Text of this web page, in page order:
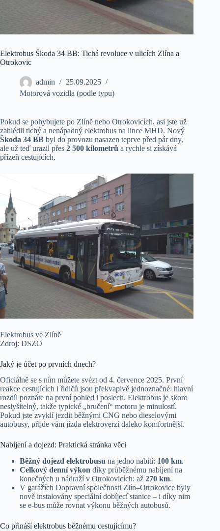
Elektrobus Škoda 34 BB: Tichá revoluce v ulicích Zlína a
Otrokovic
admin
25.09.2025
Motorová vozidla (podle typu)
Pokud se pohybujete po Zlíně nebo Otrokovicích, asi jste už
zahlédli tichý a nenápadný elektrobus na lince MHD. Nový
Škoda 34 BB byl do provozu nasazen teprve před pár dny,
ale už teď urazil přes 2 500 kilometrů a rychle si získává
přízeň cestujících.
Elektrobus ve Zlíně
Zdroj: DSZO
Jaký je účet po prvních dnech?
Oficiálně se s ním můžete svézt od 4. července 2025. První
reakce cestujících i řidičů jsou překvapivě jednoznačné: hlavní
rozdíl poznáte na první pohled i poslech. Elektrobus je skoro
neslyšitelný, takže typické „bručení“ motoru je minulostí.
Pokud jste zvyklí jezdit běžnými CNG nebo dieselovými
autobusy, přijde vám jízda elektroverzí daleko komfortnější.
Nabíjení a dojezd: Praktická stránka věci
Běžný dojezd elektrobusu na jedno nabití: 100 km.
Celkový denní výkon díky průběžnému nabíjení na
konečných u nádraží v Otrokovicích: až 270 km.
V garážích Dopravní společnosti Zlín–Otrokovice byly
nově instalovány speciální dobíjecí stanice – i díky nim
se e-bus může rovnat výkonu běžných autobusů.
Co přináší elektrobus běžnému cestujícímu?